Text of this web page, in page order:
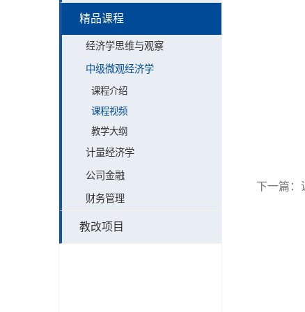
精品课程
经济学思维与观察
中级微观经济学
课程介绍
课程视频
教学大纲
计量经济学
公司金融
财务管理
教改项目
下一篇：